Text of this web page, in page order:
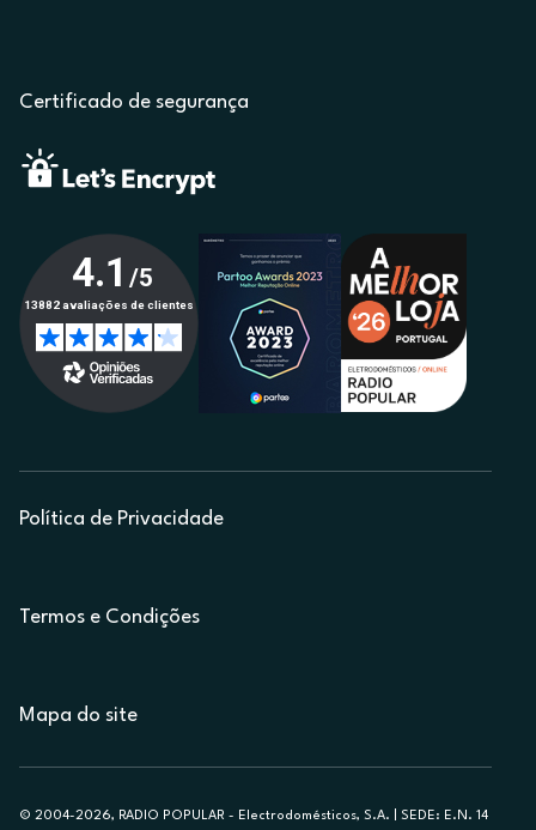
Certificado de segurança
Política de Privacidade
Termos e Condições
Mapa do site
© 2004-2026, RADIO POPULAR - Electrodomésticos, S.A. | SEDE: E.N. 14